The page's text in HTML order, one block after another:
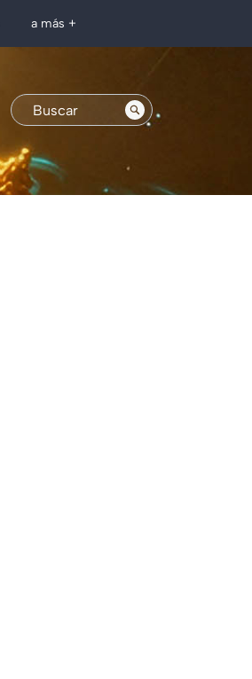
a más +